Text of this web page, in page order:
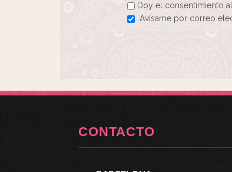
Doy el consentimiento
Avísame por correo
CONTACTO